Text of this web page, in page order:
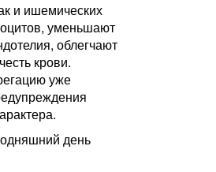
и ишемических
уменьшают
облегчают
крови.
уже
день